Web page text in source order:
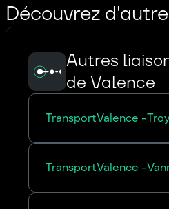
Découvrez
Autres
de Valence
TransportValence -
TransportValence -